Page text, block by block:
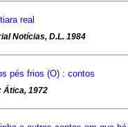
real
Notícias, D.L. 1984
pés frios (O) : contos
Ática, 1972